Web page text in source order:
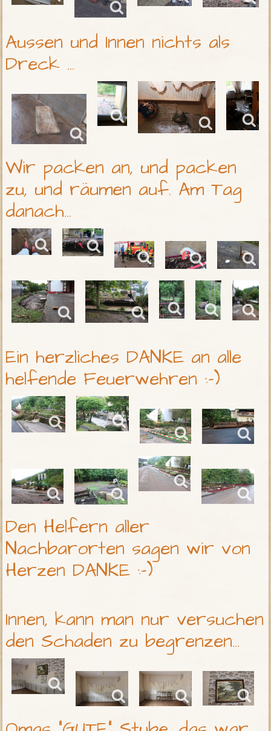
Aussen und Innen nichts als
Dreck ...
Wir packen an, und packen
zu, und räumen auf. Am Tag
danach...
Ein herzliches DANKE an alle
helfende Feuerwehren :-)
Den Helfern aller
Nachbarorten sagen wir von
Herzen DANKE :-)
Innen, kann man nur versuchen
den Schaden zu begrenzen...